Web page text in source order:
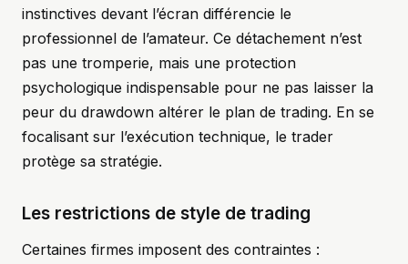
instinctives devant l’écran différencie le
professionnel de l’amateur. Ce détachement n’est
pas une tromperie, mais une protection
psychologique indispensable pour ne pas laisser la
peur du drawdown altérer le plan de trading. En se
focalisant sur l’exécution technique, le trader
protège sa stratégie.
Les restrictions de style de trading
Certaines firmes imposent des contraintes :